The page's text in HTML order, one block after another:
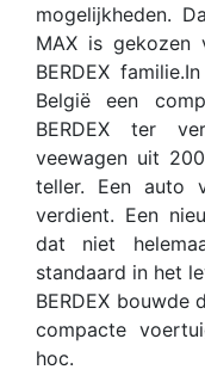
mogelijkheden.
MAX is gekozen
BERDEX
België een
BERDEX ter
veewagen uit
teller. Een auto
verdient. Een
dat niet
standaard in het
BERDEX bouwde
compacte
hoc.